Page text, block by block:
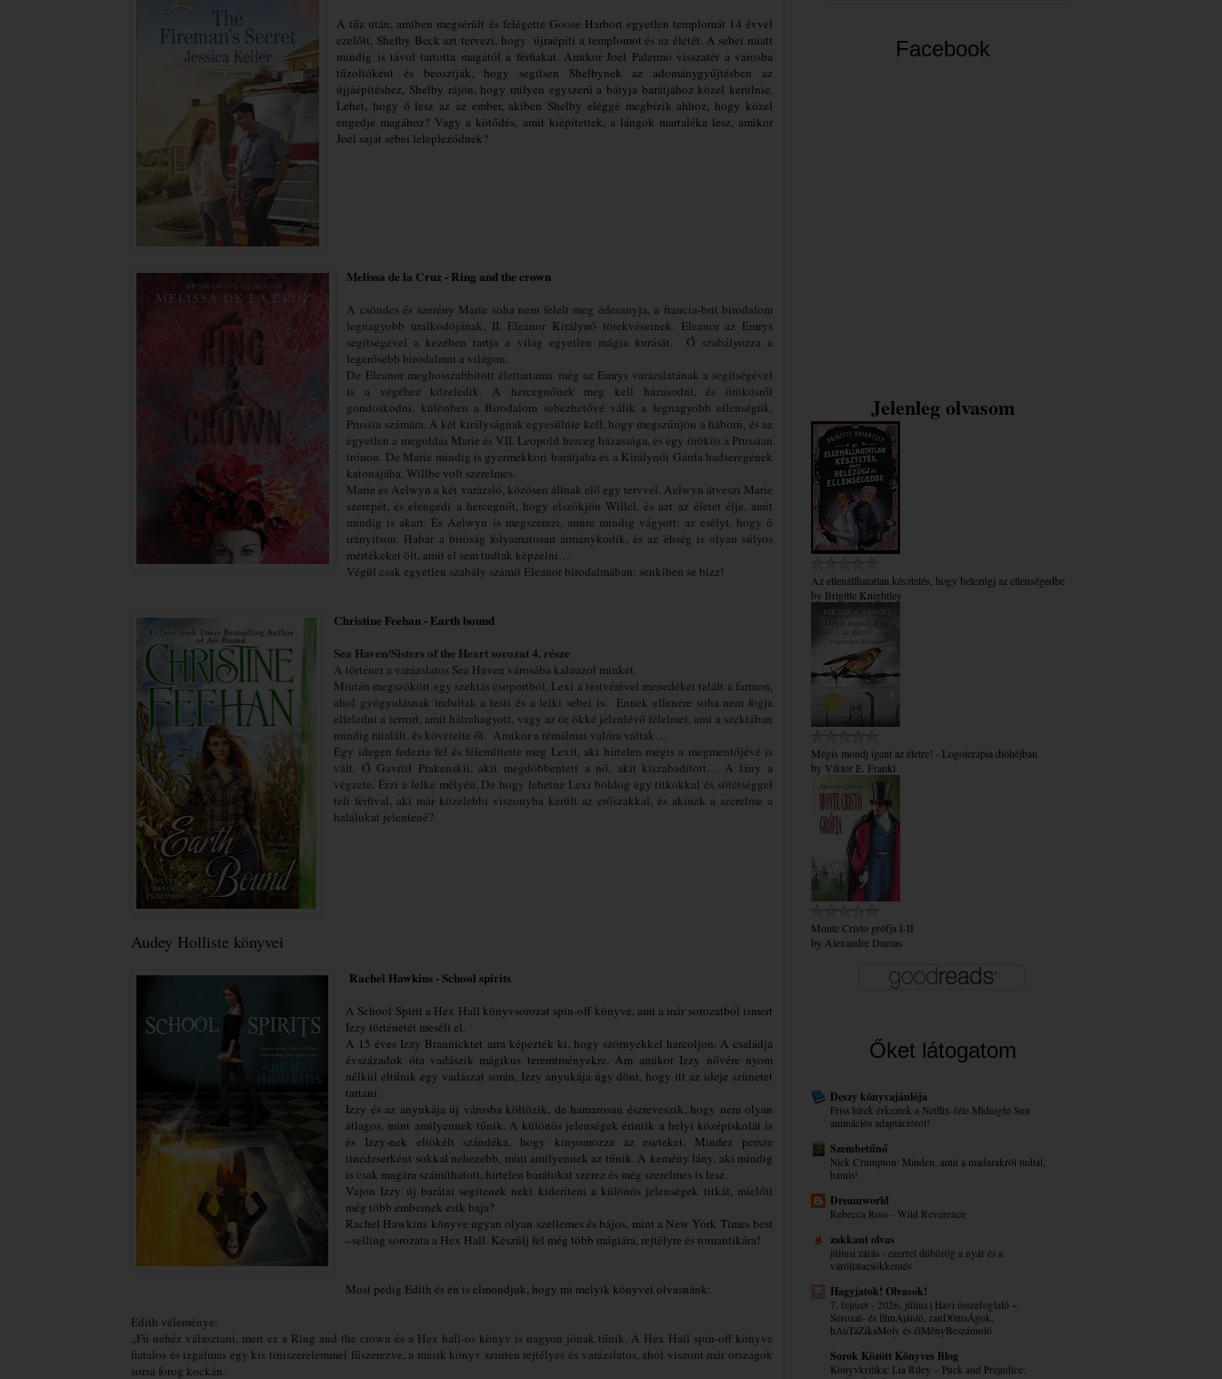
A tűz után, amiben megsérült és felégette Goose Harbort egyetlen templomát 14 évvel
ezelőtt, Shelby Beck azt tervezi, hogy újraépíti a templomot és az életét. A sebei miatt
mindig is távol tartotta magától a férfiakat. Amikor Joel Palermo visszatér a városba
tűzoltóként és beosztják, hogy segítsen Shelbynek az adománygyűjtésben az
újjáépítéshez, Shelby rájön, hogy milyen egyszerű a bátyja barátjához közel kerülnie.
Lehet, hogy ő lesz az az ember, akiben Shelby eléggé megbízik ahhoz, hogy közel
engedje magához? Vagy a kötődés, amit kiépítettek, a lángok martaléka lesz, amikor
Joel saját sebei lelepleződnek?
Melissa de la Cruz - Ring and the crown
A csöndes és szerény Marie soha nem felelt meg édesanyja, a francia-brit birodalom
legnagyobb uralkodójának, II. Eleanor Királynő törekvéseinek. Eleanor az Emrys
segítségével a kezében tartja a világ egyetlen mágia forrását. Ő szabályozza a
legerősebb birodalmat a világon.
De Eleanor meghosszabbított élettartama még az Emrys varázslatának a segítségével
is a végéhez közeledik. A hercegnőnek meg kell házasodni, és örökösről
gondoskodni, különben a Birodalom sebezhetővé válik a legnagyobb ellenségük,
Prussia számára. A két királyságnak egyesülnie kell, hogy megszűnjön a háború, és az
egyetlen a megoldás Marie és VII. Leopold herceg házassága, és egy örökös a Prussian
trónon. De Marie mindig is gyermekkori barátjába és a Királynői Gárda hadseregének
katonájába, Willbe volt szerelmes.
Marie és Aelwyn a két varázsló, közösen állnak elő egy tervvel. Aelwyn átveszi Marie
szerepét, és elengedi a hercegnőt, hogy elszökjön Willel, és azt az életet élje, amit
mindig is akart. És Aelwyn is megszerezi, amire mindig vágyott: az esélyt, hogy ő
irányítson. Habár a bíróság folyamatosan ármánykodik, és az éhség is olyan súlyos
mértékeket ölt, amit el sem tudtak képzelni…
Végül csak egyetlen szabály számít Eleanor birodalmában: senkiben se bízz!
Christine Feehan - Earth bound
Sea Haven/Sisters of the Heart sorozat 4. része
A történet a varázslatos Sea Haven városába kalauzol minket.
Miután megszökött egy szektás csoportból, Lexi a testvérével menedéket talált a farmon,
ahol gyógyulásnak indultak a testi és a lelki sebei is. Ennek ellenére soha nem fogja
elfeledni a terrort, amit hátrahagyott, vagy az ör ökké jelenlévő félelmet, ami a szektában
mindig rátalált, és követelte őt. Amikor a rémálmai valóra váltak…
Egy idegen fedezte fel és félemlítette meg Lexit, aki hírtelen mégis a megmentőjévé is
vált. Ő Gavriil Prakenskii, akit megdöbbentett a nő, akit kiszabadított… A lány a
végzete. Érzi a lelke mélyén. De hogy lehetne Lexi boldog egy titkokkal és sötétséggel
teli férfival, aki már közelebbi viszonyba került az erőszakkal, és akinek a szerelme a
halálukat jelentené?
Audey Holliste könyvei
Rachel Hawkins - School spirits
A School Spirit a Hex Hall könyvsorozat spin-off könyve, ami a már sorozatból ismert
Izzy történetét meséli el.
A 15 éves Izzy Brannicktet arra képezték ki, hogy szörnyekkel harcoljon. A családja
évszázadok óta vadászik mágikus teremtményekre. Ám amikor Izzy nővére nyom
nélkül eltűnik egy vadászat során, Izzy anyukája úgy dönt, hogy itt az ideje szünetet
tartani.
Izzy és az anyukája új városba költözik, de hamarosan észreveszik, hogy nem olyan
átlagos, mint amilyennek tűnik. A különös jelenségek érintik a helyi középiskolát is
és Izzy-nek eltökélt szándéka, hogy kinyomozza az eseteket. Mindez persze
tinédzserként sokkal nehezebb, mint amilyennek az tűnik. A kemény lány, aki mindig
is csak magára számíthatott, hirtelen barátokat szerez és még szerelmes is lesz.
Vajon Izzy új barátai segítenek neki kideríteni a különös jelenségek titkát, mielőtt
még több embernek esik baja?
Rachel Hawkins könyve ugyan olyan szellemes és bájos, mint a New York Times best
–selling sorozata a Hex Hall. Készülj fel még több mágiára, rejtélyre és romantikára!
Most pedig Edith és én is elmondjuk, hogy mi melyik könyvet olvasnánk:
Edith véleménye:
,,Fú nehéz választani, mert ez a Ring and the crown és a Hex hall-os könyv is nagyon jónak tűnik. A Hex Hall spin-off könyve
fiatalos és izgalmas egy kis tiniszerelemmel fűszerezve, a másik könyv szintén rejtélyes és varázslatos, ahol viszont már országok
sorsa forog kockán.
Facebook
Jelenleg olvasom
Az ​ellenállhatatlan késztetés, hogy belezúgj az ellenségedbe
by Brigitte Knightley
Mégis mondj igent az életre! - Logoterápia dióhéjban
by Viktor E. Frankl
Monte Cristo grófja I-II
by Alexandre Dumas
Őket látogatom
Deszy könyvajánlója
Friss hírek érkeztek a Netflix-féle Midnight Sun
animációs adaptációról!
Szembetűnő
Nick Crumpton: Minden, amit a madarakról tudtál,
hamis!
Dreamworld
Rebecca Ross - Wild Reverence
zakkant olvas
júliusi zárás - ezerrel dübörög a nyár és a
várólistacsökkentés
Hagyjatok! Olvasok!
7. fejezet - 2026. július | Havi összefoglaló ~
Sorozat- és filmAjánló, ranD0msÁgok,
hAuTaZikaMoly és élMényBeszámoló
Sorok Között Könyves Blog
Könyvkritika: Lia Riley – Puck ​and Prejudice: